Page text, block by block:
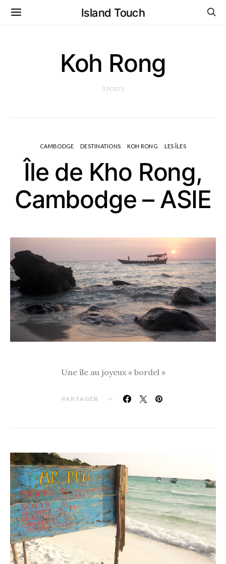
Island Touch
Koh Rong
3 POSTS
CAMBODGE DESTINATIONS KOH RONG LES ÎLES
Île de Kho Rong,
Cambodge – ASIE
Une île au joyeux « bordel »
PARTAGER